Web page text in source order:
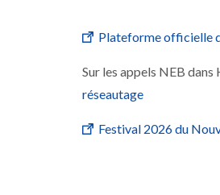
Plateforme officielle
Sur les appels NEB dans
réseautage
Festival 2026 du